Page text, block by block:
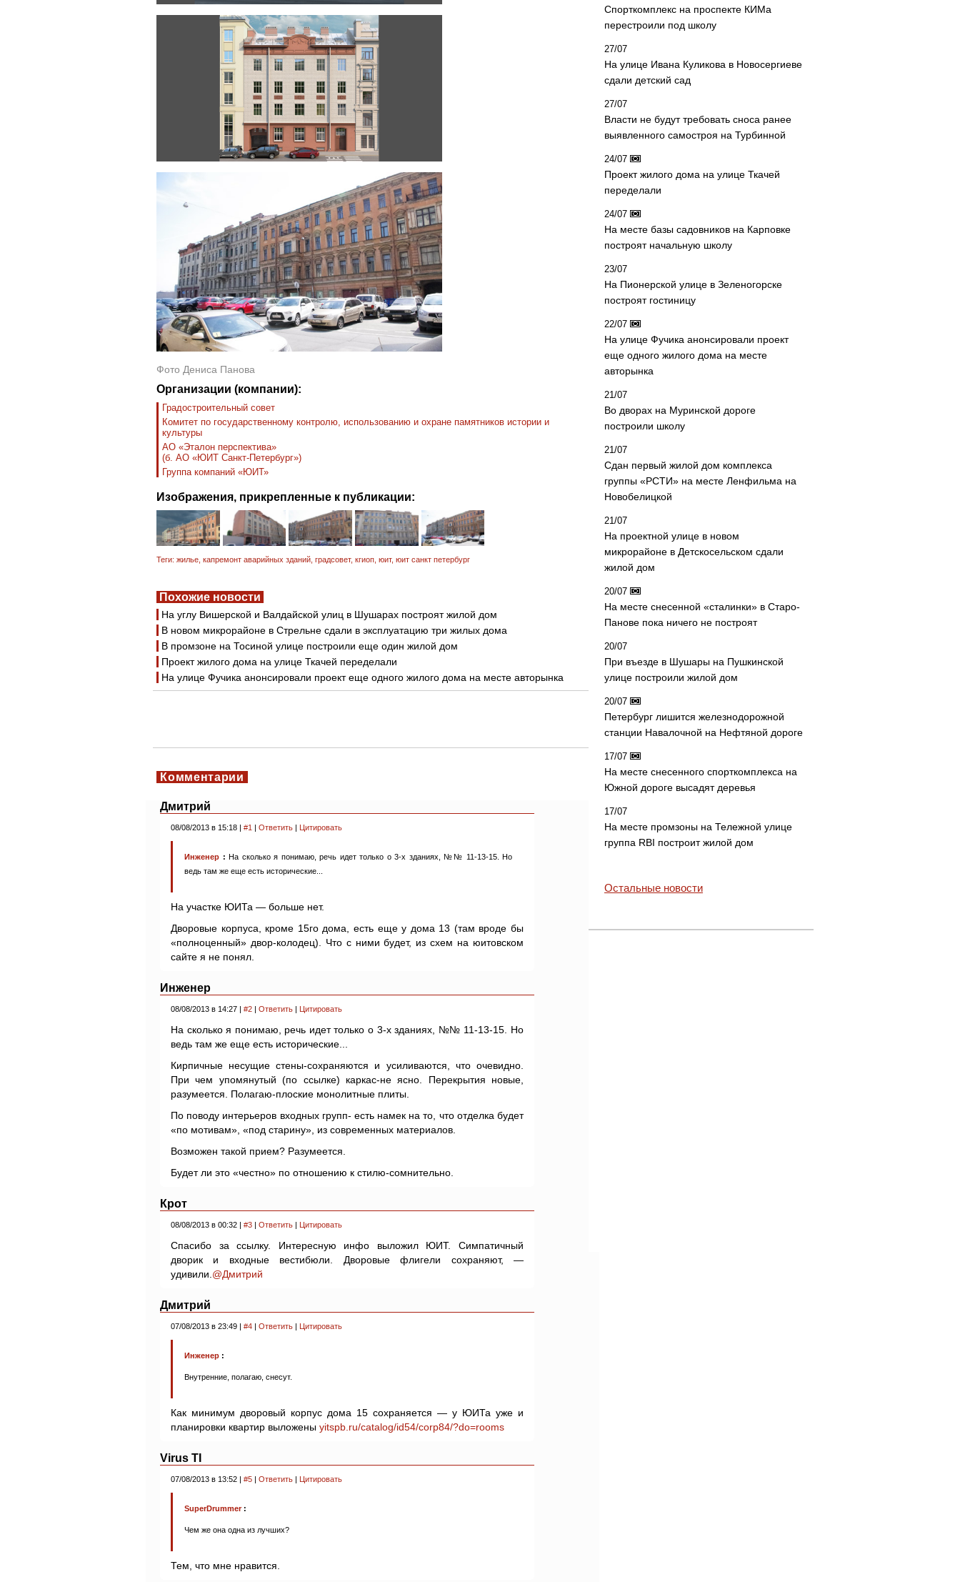
Фото Дениса Панова
Организации (компании):
Градостроительный совет
Комитет по государственному контролю, использованию и охране памятников истории и
культуры
АО «Эталон перспектива»
(б. АО «ЮИТ Санкт-Петербург»)
Группа компаний «ЮИТ»
Изображения, прикрепленные к публикации:
Теги: жилье капремонт аварийных зданий градсовет, кгиоп юит, юит санкт петербург
Похожие новости
На углу Вишерской и Валдайской улиц в Шушарах построят жилой дом
В новом микрорайоне в Стрельне сдали в эксплуатацию три жилых дома
В промзоне на Тосиной улице построили еще один жилой дом
Проект жилого дома на улице Ткачей переделали
На улице Фучика анонсировали проект еще одного жилого дома на месте авторынка
Комментарии
Дмитрий
08/08/2013 в 15:18 | #1 | Ответить | Цитировать
Инженер : На сколько я понимаю, речь идет только о 3-х зданиях, №№ 11-13-15. Но
ведь там же еще есть исторические...
На участке ЮИТа — больше нет.
Дворовые корпуса, кроме 15го дома, есть еще у дома 13 (там вроде бы
«полноценный» двор-колодец). Что с ними будет, из схем на юитовском
сайте я не понял.
Инженер
08/08/2013 в 14:27 | #2 | Ответить | Цитировать
На сколько я понимаю, речь идет только о 3-х зданиях, №№ 11-13-15. Но
ведь там же еще есть исторические...
Кирпичные несущие стены-сохраняются и усиливаются, что очевидно.
При чем упомянутый (по ссылке) каркас-не ясно. Перекрытия новые,
разумеется. Полагаю-плоские монолитные плиты.
По поводу интерьеров входных групп- есть намек на то, что отделка будет
«по мотивам», «под старину», из современных материалов.
Возможен такой прием? Разумеется.
Будет ли это «честно» по отношению к стилю-сомнительно.
Крот
08/08/2013 в 00:32 | #3 | Ответить | Цитировать
Спасибо за ссылку. Интересную инфо выложил ЮИТ. Симпатичный
дворик и входные вестибюли. Дворовые флигели сохраняют, —
удивили. @Дмитрий
Дмитрий
07/08/2013 в 23:49 | #4 | Ответить | Цитировать
Инженер :
Внутренние, полагаю, снесут.
Как минимум дворовый корпус дома 15 сохраняется — у ЮИТа уже и
планировки квартир выложены yitspb.ru/catalog/id54/corp84/?do=rooms
Virus TI
07/08/2013 в 13:52 | #5 | Ответить | Цитировать
SuperDrummer:
Чем же она одна из лучших?
Тем, что мне нравится.
Спорткомплекс на проспекте КИМа
перестроили под школу
27/07
На улице Ивана Куликова в Новосергиеве
сдали детский сад
27/07
Власти не будут требовать сноса ранее
выявленного самостроя на Турбинной
24/07
Проект жилого дома на улице Ткачей
переделали
24/07
На месте базы садовников на Карповке
построят начальную школу
23/07
На Пионерской улице в Зеленогорске
построят гостиницу
22/07
На улице Фучика анонсировали проект
еще одного жилого дома на месте
авторынка
21/07
Во дворах на Муринской дороге
построили школу
21/07
Сдан первый жилой дом комплекса
группы «РСТИ» на месте Ленфильма на
Новобелицкой
21/07
На проектной улице в новом
микрорайоне в Детскосельском сдали
жилой дом
20/07
На месте снесенной «сталинки» в Старо-
Панове пока ничего не построят
20/07
При въезде в Шушары на Пушкинской
улице построили жилой дом
20/07
Петербург лишится железнодорожной
станции Навалочной на Нефтяной дороге
17/07
На месте снесенного спорткомплекса на
Южной дороге высадят деревья
17/07
На месте промзоны на Тележной улице
группа RBI построит жилой дом
Остальные новости